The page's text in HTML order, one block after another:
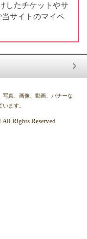
したチケットやサ
サイトのマイペ
写真、画像、動画、バナーな
ます。
All Rights Reserved